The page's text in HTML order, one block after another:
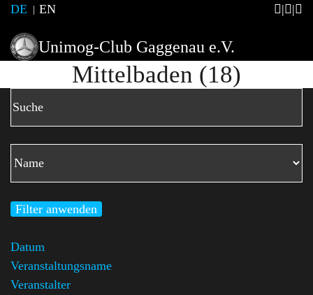
DE EN
Unimog-Club Gaggenau e.V.
Mittelbaden (18)
Filter anwenden
Datum
Veranstaltungsname
Veranstalter